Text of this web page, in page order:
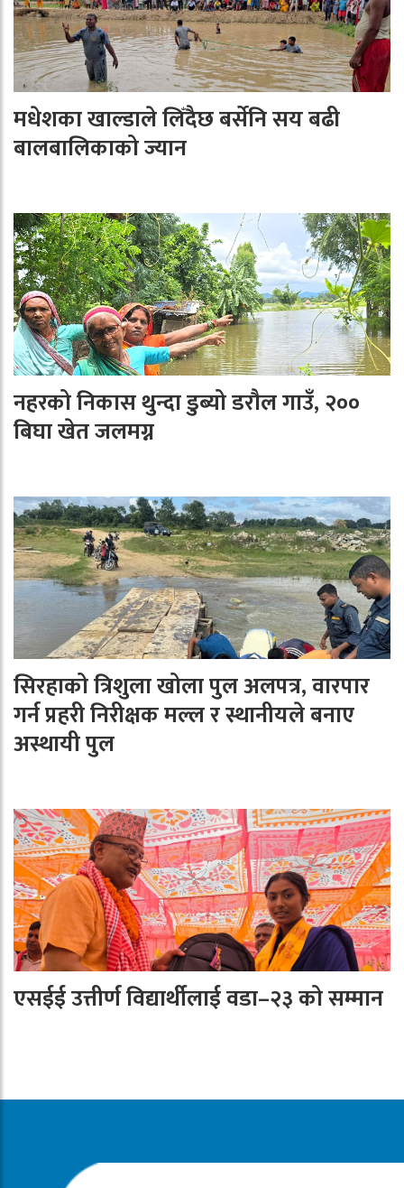
मधेशका खाल्डाले लिँदैछ बर्सेनि सय बढी
बालबालिकाको ज्यान
नहरको निकास थुन्दा डुब्यो डरौल गाउँ, २००
बिघा खेत जलमग्न
सिरहाको त्रिशुला खोला पुल अलपत्र, वारपार
गर्न प्रहरी निरीक्षक मल्ल र स्थानीयले बनाए
अस्थायी पुल
एसईई उत्तीर्ण विद्यार्थीलाई वडा–२३ को सम्मान